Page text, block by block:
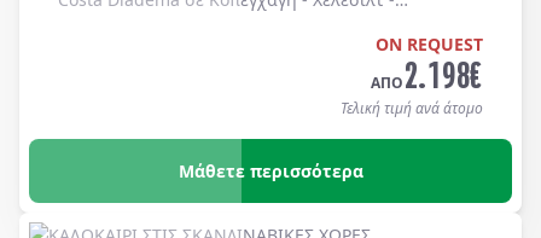
ON REQUEST
ΑΠΟ2.198€
Τελική τιμή ανά άτομο
Μάθετε περισσότερα